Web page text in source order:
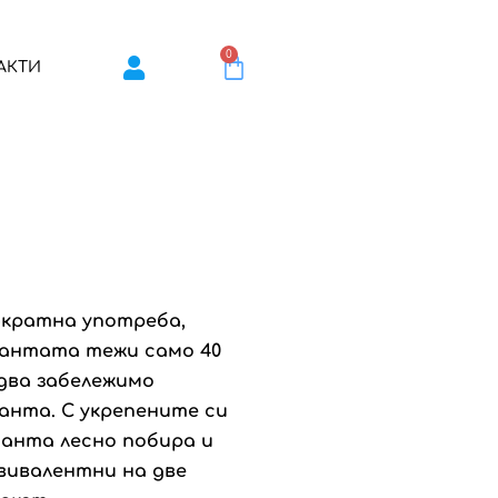
0
употреба,
тежи само 40
забележимо
С укрепените си
лесно побира и
на две